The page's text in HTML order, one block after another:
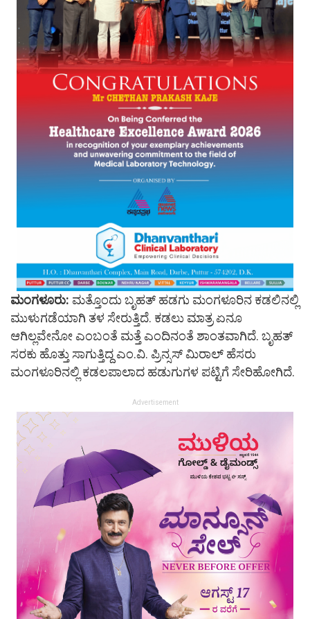
ಮಂಗಳೂರು: ಮತ್ತೊಂದು ಬೃಹತ್ ಹಡಗು ಮಂಗಳೂರಿನ ಕಡಲಿನಲ್ಲಿ
ಮುಳುಗಡೆಯಾಗಿ ತಳ ಸೇರುತ್ತಿದೆ. ಕಡಲು ಮಾತ್ರ ಏನೂ
ಆಗಿಲ್ಲವೇನೋ ಎಂಬಂತೆ ಮತ್ತೆ ಎಂದಿನಂತೆ ಶಾಂತವಾಗಿದೆ. ಬೃಹತ್
ಸರಕು ಹೊತ್ತು ಸಾಗುತ್ತಿದ್ದ ಎಂ.ವಿ. ಪ್ರಿನ್ಸಸ್ ಮಿರಾಲ್ ಹೆಸರು
ಮಂಗಳೂರಿನಲ್ಲಿ ಕಡಲಪಾಲಾದ ಹಡುಗುಗಳ ಪಟ್ಟಿಗೆ ಸೇರಿಹೋಗಿದೆ.
Advertisement